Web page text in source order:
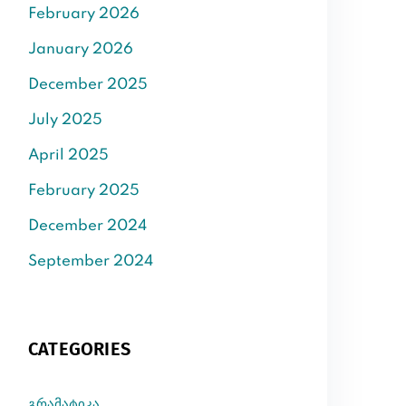
February 2026
January 2026
December 2025
July 2025
April 2025
February 2025
December 2024
September 2024
CATEGORIES